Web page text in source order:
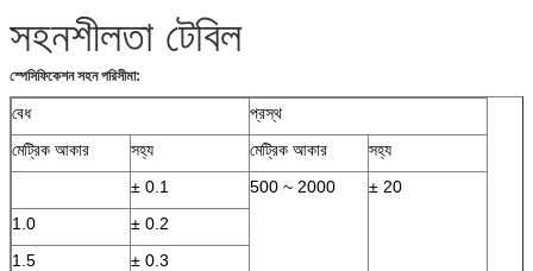
সহনশীলতা টেবিল
স্পেসিফিকেশন সহন পরিসীমা:
বেধ
প্রস্থ
মেট্রিক আকার
সহ্য মেট্রিক আকার
সহ্য
± 0.1
500 ~ 2000
± 20
1.0
± 0.2
1.5
± 0.3